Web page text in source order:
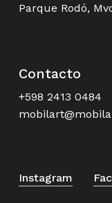
Parque Rodó,
Contacto
+598 2413 0484
Instagram